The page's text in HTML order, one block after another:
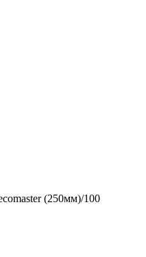
(250мм)/100